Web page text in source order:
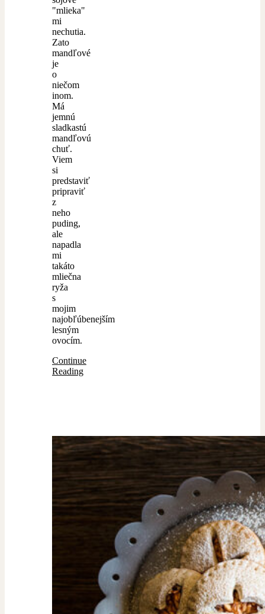
"mlieka"
mi
nechutia.
Zato
mandľové
je
o
niečom
inom.
Má
jemnú
sladkastú
mandľovú
chuť.
Viem
si
predstaviť
pripraviť
z
neho
puding,
ale
napadla
mi
takáto
mliečna
ryža
s
mojim
najobľúbenejším
lesným
ovocím.
Continue
Reading